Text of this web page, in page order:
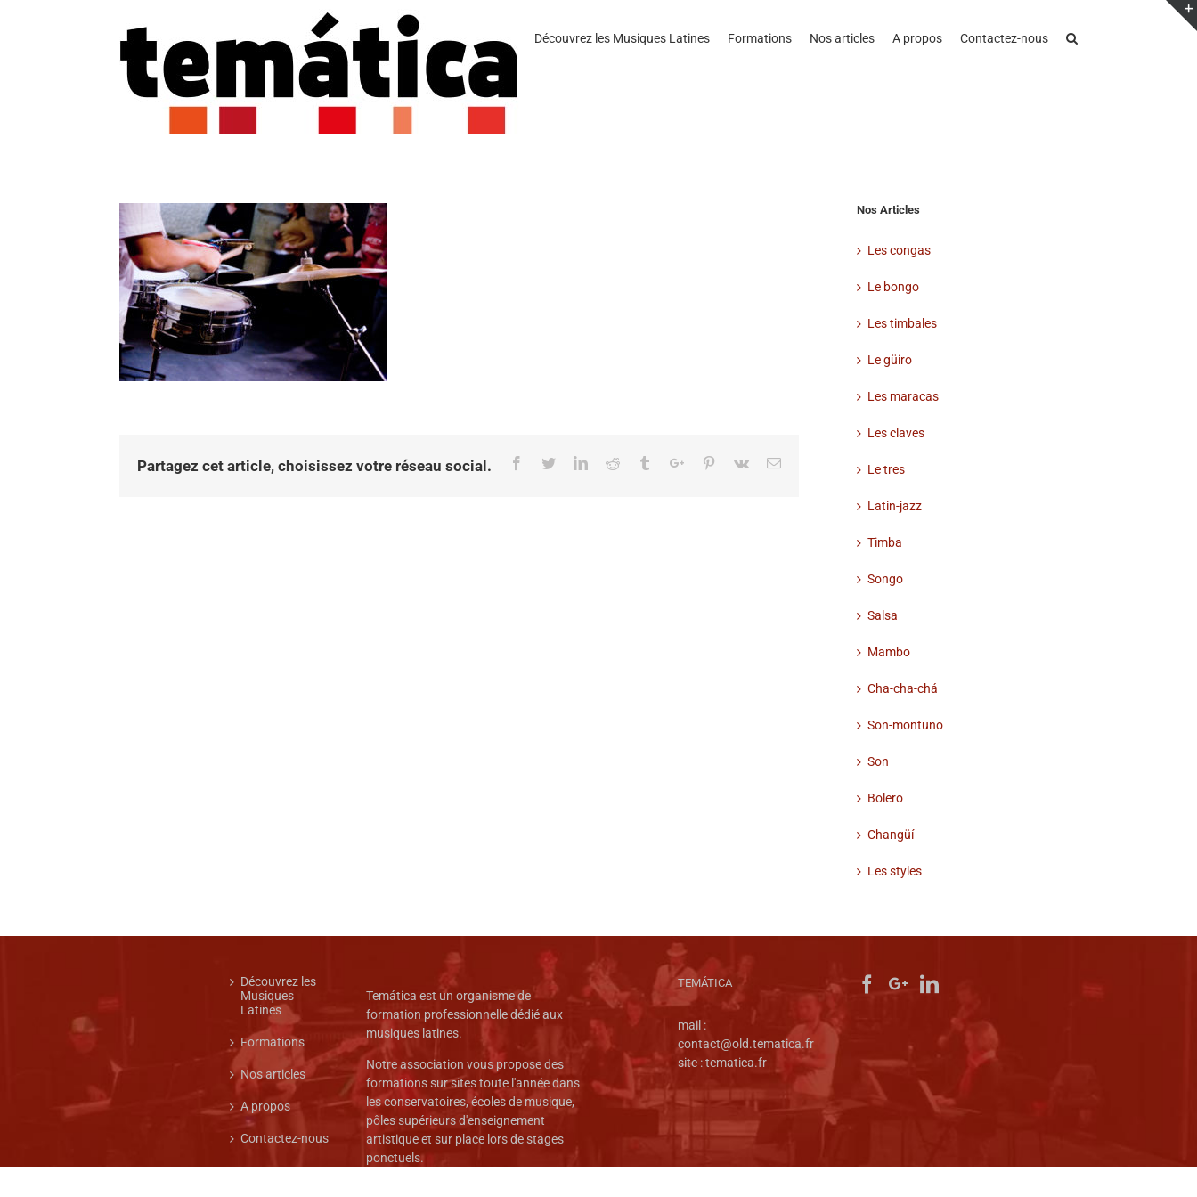
Découvrez les Musiques Latines Formations Nos articles A propos Contactez-nous
Partagez cet article, choisissez votre réseau social. Facebook
TwitterLinkedinReddit TumblrGoogle+Pinterest
Vk Email
Nos Articles
Les congas
Le bongo
Les timbales
Le güiro
Les maracas
Les claves
Le tres
Latin-jazz
Timba
Songo
Salsa
Mambo
Cha-cha-chá
Son-montuno
Son
Bolero
Changüí
Les styles
Découvrez les
Musiques
Latines
Formations
Nos articles
A propos
Contactez-nous
Temática est un organisme de
formation professionnelle dédié aux
musiques latines.
Notre association vous propose des
formations sur sites toute l'année dans
les conservatoires, écoles de musique,
pôles supérieurs d'enseignement
artistique et sur place lors de stages
ponctuels.
TEMÁTICA
mail :
contact@old.tematica.fr
site :tematica.fr